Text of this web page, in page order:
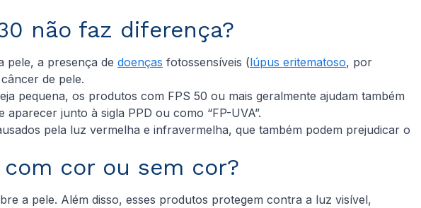
não faz diferença?
pele, a presença de doenças fotossensíveis (lúpus eritematoso, por
de pele.
pequena, os produtos com FPS 50 ou mais geralmente ajudam também
junto à sigla PPD ou como “FP-UVA”.
pela luz vermelha e infravermelha, que também podem prejudicar o
cor ou sem cor?
a pele. Além disso, esses produtos protegem contra a luz visível,